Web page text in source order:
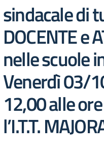
sindacale di
DOCENTE e
nelle scuole
Venerdì 03/
12,00 alle
l’I.T.T.